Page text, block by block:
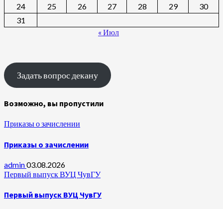
24 25 26 27 28 29
30
31
« Июл
Задать вопрос декану
Возможно, вы пропустили
Приказы о зачислении
Приказы о зачислении
admin03.08.2026
Первый выпуск ВУЦ ЧувГУ
Первый выпуск ВУЦ ЧувГУ